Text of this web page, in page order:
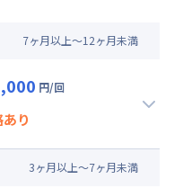
7ヶ月以上～12ヶ月未満
円/回
り
】全期間賃料30％OFF
3ヶ月以上～7ヶ月未満